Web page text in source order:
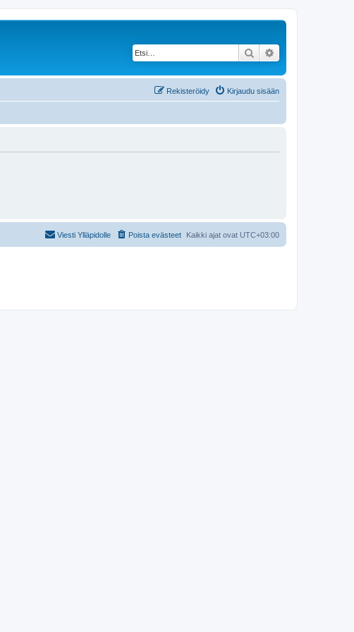
Etsi
Kirjaudu sisään
Rekisteröidy
Kaikki ajat ovat UTC+03:00
Poista evästeet
Viesti Ylläpidolle